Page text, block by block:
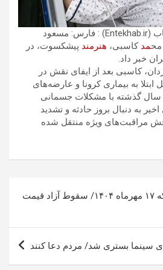
پایگاه خبری تحلیلی انتخاب (Entekhab.ir) : فارس: مسعود
محمد کاسبی، هنرمند پیشکسوت، در
خبر داد.
کاسبی بعد از ایفای نقش در
ابتلا به بیماری کرونا و عارضه‌های
گذشته با مشکلات جسمانی
به دنبال بروز حادثه و تشدید
مراقبت‌های ویژه منتقل شده
قیمت جدید طلا و سکه ۱۷ مهرماه ۱۴۰۴/ سقوط آزاد قیمت
سینما بستری شد/ مردم دعا کنند